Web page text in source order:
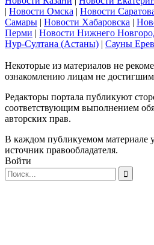
| Новости Омска | Новости
Самары | Новости Хабаровска |
Перми | Новости Нижнего
Нур-Султана (Астаны) | Сауны
Некоторые из материалов не
ознакомлению лицам не достигшим
Редакторы портала публикуют
соответствующим выполнением
авторских прав.
В каждом публикуемом материале
источник правообладателя.
Войти